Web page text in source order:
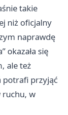
takie
niż oficjalny
naprawdę
okazała się
ale też
potrafi przyjąć
ruchu, w